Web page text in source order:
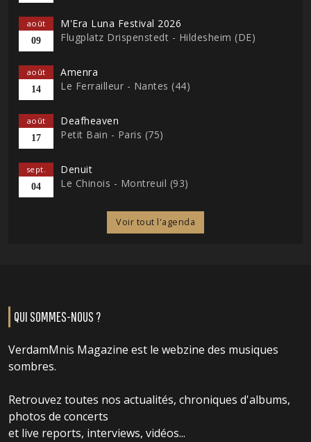
août
09
M'Era Luna Festival 2026
Flugplatz Drispenstedt - Hildesheim (DE)
août
14
Amenra
Le Ferrailleur - Nantes (44)
août
17
Deafheaven
Petit Bain - Paris (75)
sept.
04
Denuit
Le Chinois - Montreuil (93)
Voir tout l'agenda
QUI SOMMES-NOUS ?
VerdamMnis Magazine est le webzine des musiques
sombres.
Retrouvez toutes nos actualités, chroniques d'albums,
photos de concerts
et live reports, interviews, vidéos...